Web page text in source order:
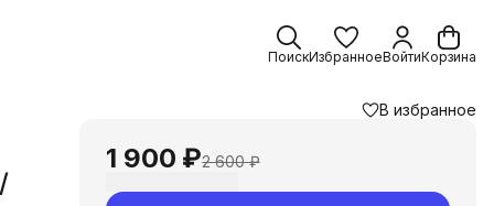
ПоискИзбранноеВойтиКорзина
В избранное
1 900 ₽2 600 ₽